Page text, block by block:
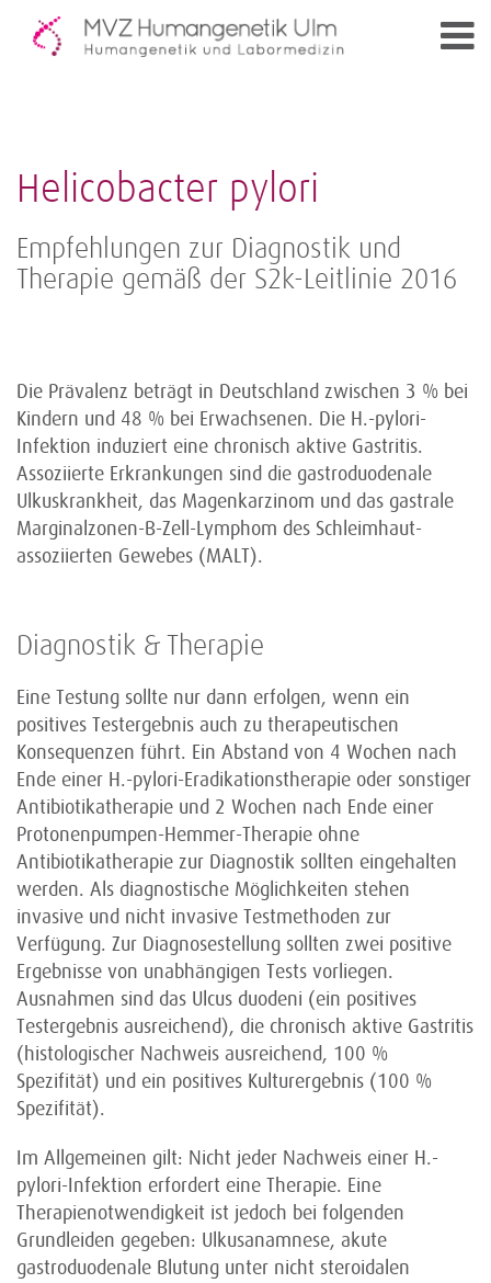
Helicobacter pylori
Empfehlungen zur Diagnostik und
Therapie gemäß der S2k-Leitlinie 2016
Die Prävalenz beträgt in Deutschland zwischen 3 % bei
Kindern und 48 % bei Erwachsenen. Die H.-pylori-
Infektion induziert eine chronisch aktive Gastritis.
Assoziierte Erkrankungen sind die gastro­duodenale
Ulkuskrankheit, das Magenkarzinom und das gastrale
Marginalzonen-B-Zell-Lymphom des Schleimhaut-
assoziierten Gewebes (MALT).
Diagnostik & Therapie
Eine Testung sollte nur dann erfolgen, wenn ein
positives Testergebnis auch zu therapeutischen
Konsequenzen führt. Ein Abstand von 4 Wochen nach
Ende einer H.-pylori-Eradikationstherapie oder sonstiger
Antibiotikatherapie und 2 Wochen nach Ende einer
Protonenpumpen-Hemmer-Therapie ohne
Antibiotikatherapie zur Diagnostik sollten eingehalten
werden. Als diagnostische Möglich­keiten stehen
invasive und nicht invasive Testmethoden zur
Verfügung. Zur Diagnose­stellung sollten zwei positive
Ergebnisse von unabhängigen Tests vorliegen.
Ausnahmen sind das Ulcus duodeni (ein positives
Testergebnis ausreichend), die chronisch aktive Gastritis
(histologischer Nachweis ausreichend, 100 %
Spezifität) und ein positives Kulturergebnis (100 %
Spezifität).
Im Allgemeinen gilt: Nicht jeder Nachweis einer H.-
pylori-Infektion erfordert eine Therapie. Eine
Therapienotwendigkeit ist jedoch bei folgenden
Grundleiden gegeben: Ulkusanamnese, akute
gastroduodenale Blutung unter nicht steroidalen